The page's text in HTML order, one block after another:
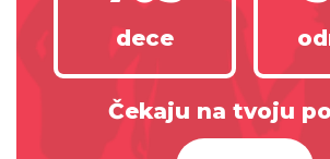
dece
Čekaju na tvoju